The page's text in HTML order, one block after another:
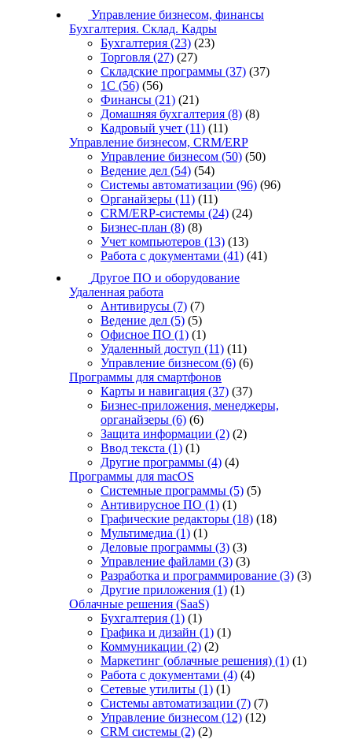
Управление бизнесом, финансы
Бухгалтерия. Склад. Кадры
Бухгалтерия (23) (23)
Торговля (27) (27)
Складские программы (37) (37)
1С (56) (56)
Финансы (21) (21)
Домашняя бухгалтерия (8) (8)
Кадровый учет (11) (11)
Управление бизнесом, CRM/ERP
Управление бизнесом (50) (50)
Ведение дел (54) (54)
Системы автоматизации (96) (96)
Органайзеры (11) (11)
CRM/ERP-системы (24) (24)
Бизнес-план (8) (8)
Учет компьютеров (13) (13)
Работа с документами (41) (41)
Другое ПО и оборудование
Удаленная работа
Антивирусы (7) (7)
Ведение дел (5) (5)
Офисное ПО (1) (1)
Удаленный доступ (11) (11)
Управление бизнесом (6) (6)
Программы для смартфонов
Карты и навигация (37) (37)
Бизнес-приложения, менеджеры,
органайзеры (6) (6)
Защита информации (2) (2)
Ввод текста (1) (1)
Другие программы (4) (4)
Программы для macOS
Системные программы (5) (5)
Антивирусное ПО (1) (1)
Графические редакторы (18) (18)
Мультимедиа (1) (1)
Деловые программы (3) (3)
Управление файлами (3) (3)
Разработка и программирование (3) (3)
Другие приложения (1) (1)
Облачные решения (SaaS)
Бухгалтерия (1) (1)
Графика и дизайн (1) (1)
Коммуникации (2) (2)
Маркетинг (облачные решения) (1) (1)
Работа с документами (4) (4)
Сетевые утилиты (1) (1)
Системы автоматизации (7) (7)
Управление бизнесом (12) (12)
CRM системы (2) (2)